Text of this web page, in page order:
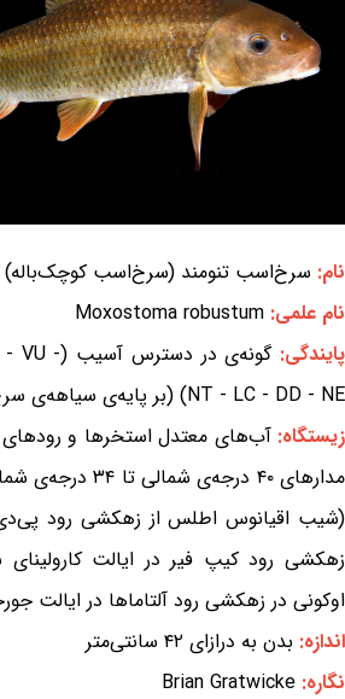
نام: سرخ‌اسب تنومند (سرخ‌اسب کوچک‌باله) Robust redhorse
نام علمی: Moxostoma robustum
پایندگی:گونه‌ی در دسترس آسیب (EX - EW - CR -- VU -
NT - LC - DD - NE) (بر پایه‌ی سیاهه‌ی سرخ IUCN)
زیستگاه:آب‌های معتدل استخرها و رودهای
مدارهای ۴۰ درجه‌ی
(شیب اقیانوس اطلس از زهکشی رود پی‌دی
زهکشی رود کیپ فیر در ایالت
اوکونی در زهکشی رود آلتاماها در ایالت
اندازه: بدن به درازای ۴۲ سانتی‌متر
نگاره: Brian Gratwicke